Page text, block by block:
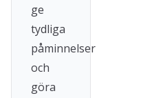
ge
tydliga
påminnelser
och
göra